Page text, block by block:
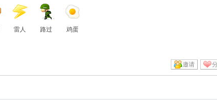
雷人 路过 鸡蛋
邀请